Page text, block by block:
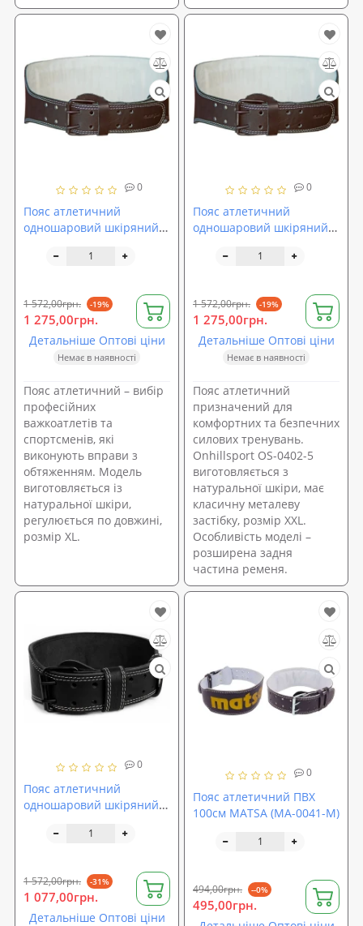
0
Пояс атлетичний
одношаровий шкіряний
0402-4)
1 572,00грн. -19%
1 275,00грн.
Детальніше Оптові ціни
Немає в наявності
Пояс атлетичний – вибір
професійних
важкоатлетів та
спортсменів, які
виконують вправи з
обтяженням. Модель
виготовляється із
натуральної шкіри,
регулюється по довжині,
розмір XL.
0
Пояс атлетичний
одношаровий шкіряний
(OS-0402-5)
1 572,00грн. -19%
1 275,00грн.
Детальніше Оптові ціни
Немає в наявності
Пояс атлетичний
призначений для
комфортних та безпечних
силових тренувань.
Onhillsport OS-0402-5
виготовляється з
натуральної шкіри, має
класичну металеву
застібку, розмір XXL.
Особливість моделі –
розширена задня
частина ременя.
0
Пояс атлетичний
одношаровий шкіряний
0402-3)
1 572,00грн. -31%
1 077,00грн.
Детальніше Оптові ціни
0
Пояс атлетичний ПВХ
100см MATSA (MA-0041-M)
494,00грн. --0%
495,00грн.